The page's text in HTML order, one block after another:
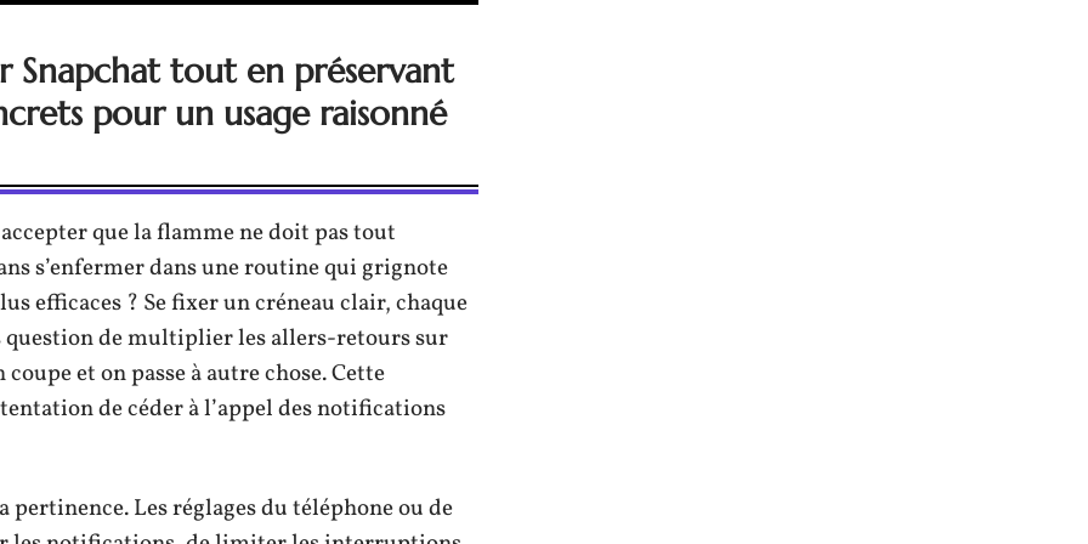
Snapchat tout en préservant
pour un usage raisonné
que la flamme ne doit pas tout
s’enfermer dans une routine qui grignote
efficaces ? Se fixer un créneau clair, chaque
question de multiplier les allers-retours sur
et on passe à autre chose. Cette
de céder à l’appel des notifications
Les réglages du téléphone ou de